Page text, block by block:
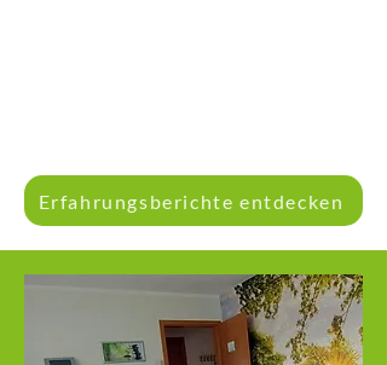
Erfahrungsberichte entdecken